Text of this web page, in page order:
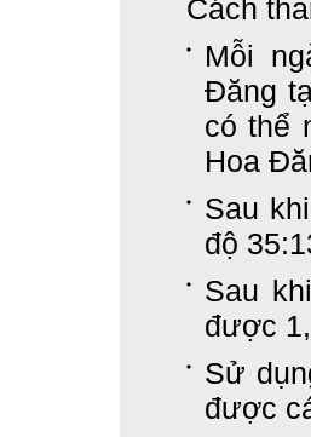
Cách
Mỗi
Đăng
có thể
Hoa
Sau
độ
Sau
được
Sử
được